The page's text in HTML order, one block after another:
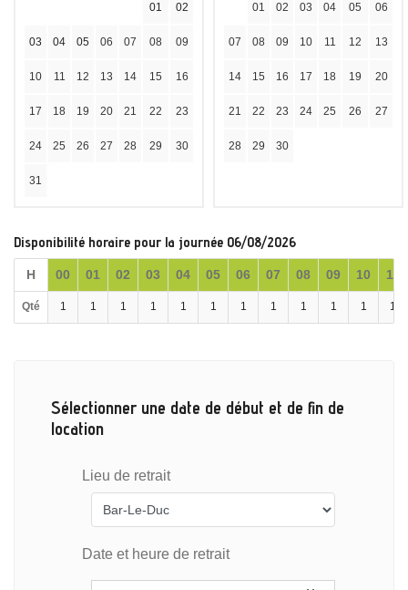
01 02
03 04 05 06 07 08 09
10 11 12 13 14 15 16
17 18 19 20 21 22 23
24 25 26 27 28 29 30
31
01 02 03 04 05 06
07 08 09 10 11 12 13
14 15 16 17 18 19 20
21 22 23 24 25 26 27
28 29 30
Disponibilité horaire pour la journée 06/08/2026
H 00 01 02 03 04 05 06 07 08 09 10 11
Qté 1 1 1 1 1 1 1 1 1 1 1 1
Sélectionner une date de début et de fin de
location
Lieu de retrait
Date et heure de retrait